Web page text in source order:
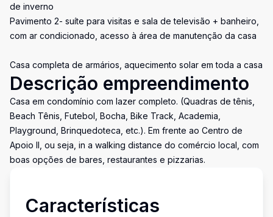
de inverno
Pavimento 2- suíte para visitas e sala de televisão + banheiro,
com ar condicionado, acesso à área de manutenção da casa
Casa completa de armários, aquecimento solar em toda a casa
Descrição empreendimento
Casa em condomínio com lazer completo. (Quadras de tênis,
Beach Tênis, Futebol, Bocha, Bike Track, Academia,
Playground, Brinquedoteca, etc.). Em frente ao Centro de
Apoio II, ou seja, in a walking distance do comércio local, com
boas opções de bares, restaurantes e pizzarias.
Características